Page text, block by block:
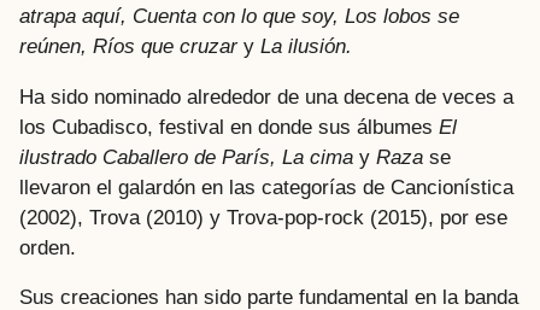
atrapa aquí, Cuenta con lo que soy, Los lobos se
reúnen, Ríos que cruzar y La ilusión.
Ha sido nominado alrededor de una decena de veces a
los Cubadisco, festival en donde sus álbumes El
ilustrado Caballero de París, La cima y Raza se
llevaron el galardón en las categorías de Cancionística
(2002), Trova (2010) y Trova-pop-rock (2015), por ese
orden.
Sus creaciones han sido parte fundamental en la banda